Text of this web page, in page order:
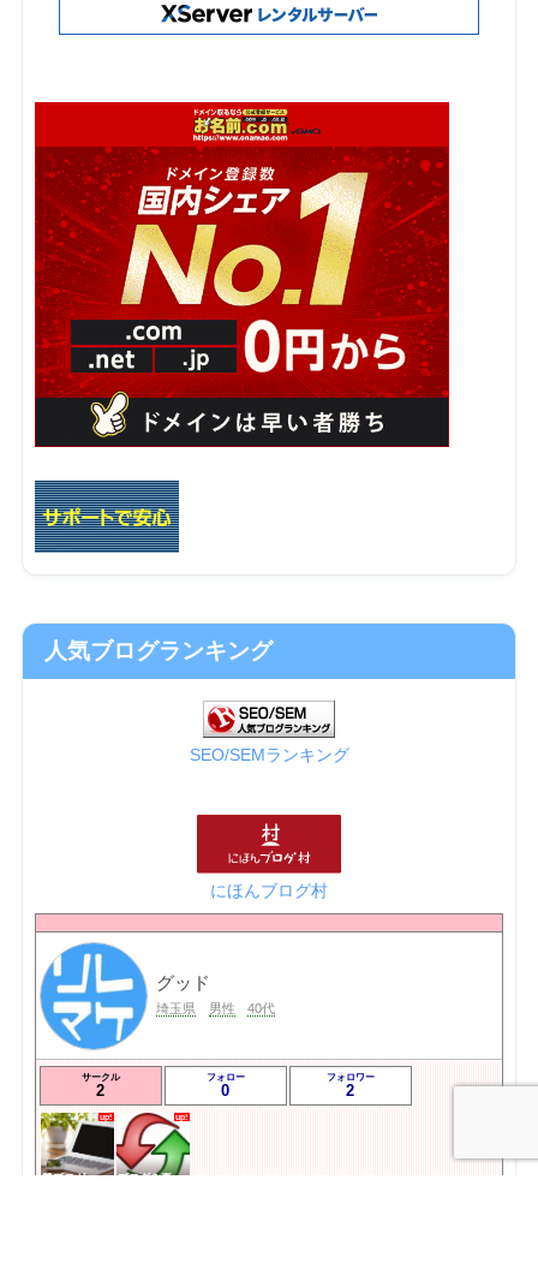
人気ブログランキング
SEO/SEMランキング
にほんブログ村
グッド
埼玉県 男性 40代
サークル
2
フォロー
0
フォロワー
2
💙ブロガー応援&更新報告♪💙 ブログを更新したらここで報告